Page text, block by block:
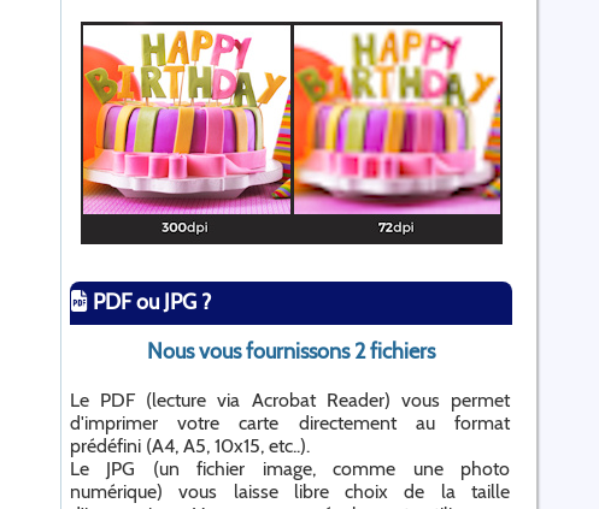
PDF ou JPG ?
Nous vous fournissons 2 fichiers
Le PDF (lecture via Acrobat Reader) vous permet
d'imprimer votre carte directement au format
prédéfini (A4, A5, 10x15, etc..).
Le JPG (un fichier image, comme une photo
numérique) vous laisse libre choix de la taille